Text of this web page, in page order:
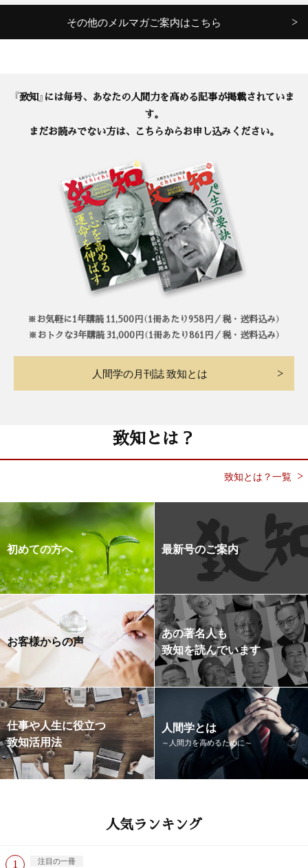
その他のメルマガご案内はこちら
『致知』には毎号、あなたの人間力を高める記事が掲載されていま
す。
まだお読みでない方は、こちらからお申し込みください。
※お気軽に1年購読 11,500円（1冊あたり958円／税・送料込み）
※おトクな3年購読 31,000円（1冊あたり861円／税・送料込み）
人間学の月刊誌 致知とは
致知とは？
致知とは？一覧
初めての方へ 最新号のご案内
お客様からの声
あの著名人も
致知を読んでいます
仕事や人生に役立つ
致知活用法
人間学とは
～人間力を高めるために～
人気ランキング
注目の一冊